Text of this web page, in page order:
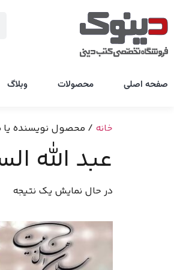
صفحه اصلی محصولات وبلاگ
خانه / محصول نویسنده یا
عبد الله
در حال نمایش یک نتیجه